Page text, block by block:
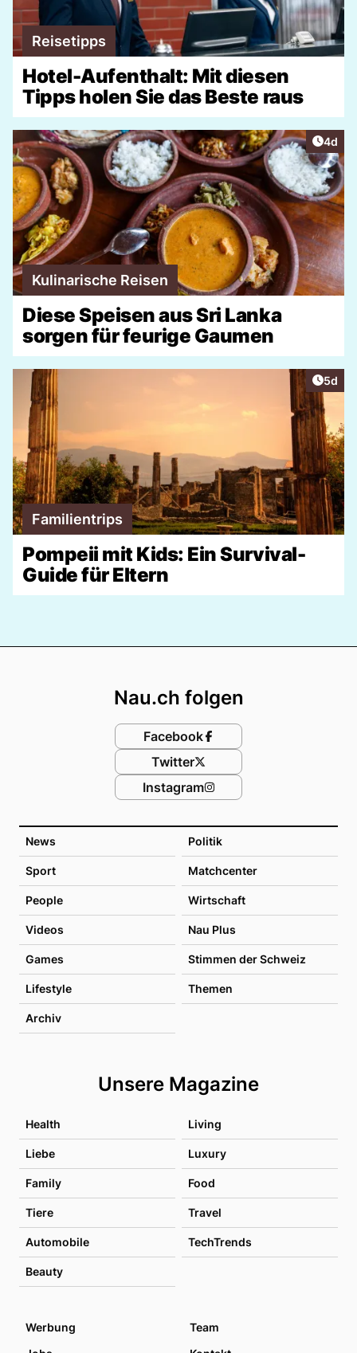
Reisetipps
Hotel-Aufenthalt: Mit diesen
Tipps holen Sie das Beste raus
4d
Kulinarische Reisen
Diese Speisen aus Sri Lanka
sorgen für feurige Gaumen
5d
Familientrips
Pompeii mit Kids: Ein Survival-
Guide für Eltern
News Politik
Sport Matchcenter
People Wirtschaft
Videos Nau Plus
Games Stimmen der Schweiz
Lifestyle Themen
Archiv
Unsere Magazine
Health Living
Liebe Luxury
Family Food
Tiere Travel
Automobile TechTrends
Beauty
Nau.ch folgen
Facebook
Twitter
Instagram
Werbung
Team